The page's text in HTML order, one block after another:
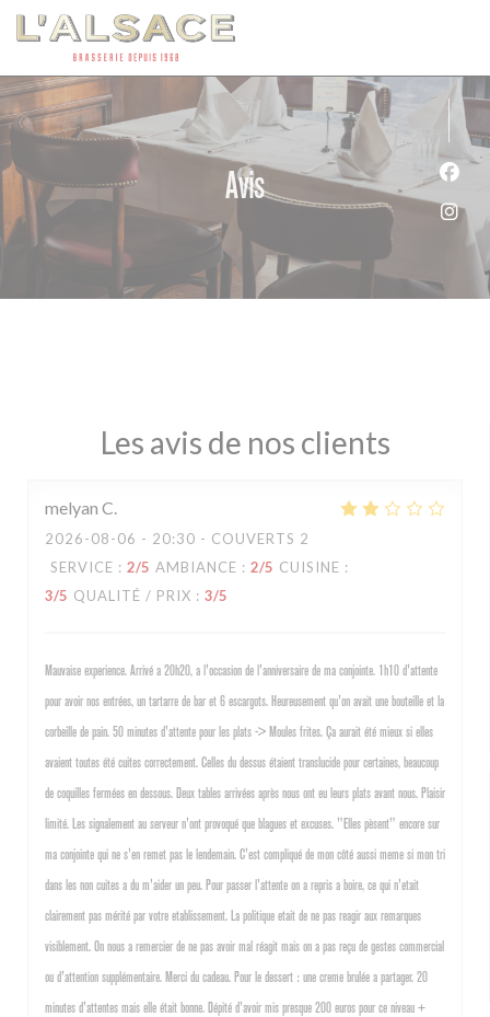
Personnalisation de vos choix en matière de cookies
Avis
Les avis de nos clients
melyan C
2026-08-06 - 20:30 - COUVERTS 2
SERVICE : 2/5 AMBIANCE : 2/5 CUISINE :
3/5 QUALITÉ / PRIX : 3/5
Mauvaise experience. Arrivé a 20h20, a l'occasion de l'anniversaire de ma conjointe. 1h10 d'attente
pour avoir nos entrées, un tartarre de bar et 6 escargots. Heureusement qu'on avait une bouteille et la
corbeille de pain. 50 minutes d'attente pour les plats -> Moules frites. Ça aurait été mieux si elles
avaient toutes été cuites correctement. Celles du dessus étaient translucide pour certaines, beaucoup
de coquilles fermées en dessous. Deux tables arrivées après nous ont eu leurs plats avant nous. Plaisir
limité. Les signalement au serveur n'ont provoqué que blagues et excuses. "Elles pèsent" encore sur
ma conjointe qui ne s'en remet pas le lendemain. C'est compliqué de mon côté aussi meme si mon tri
dans les non cuites a du m'aider un peu. Pour passer l'attente on a repris a boire, ce qui n'etait
clairement pas mérité par votre etablissement. La politique etait de ne pas reagir aux remarques
visiblement. On nous a remercier de ne pas avoir mal réagit mais on a pas reçu de gestes commercial
ou d'attention supplémentaire. Merci du cadeau. Pour le dessert : une creme brulée a partager. 20
minutes d'attentes mais elle était bonne. Dépité d'avoir mis presque 200 euros pour ce niveau +